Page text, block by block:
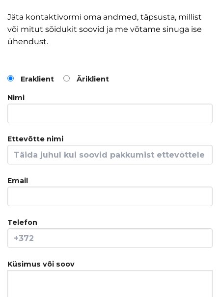
Jäta kontaktivormi oma andmed, täpsusta, millist
või mitut sõidukit soovid ja me võtame sinuga ise
ühendust.
Eraklient Äriklient
Nimi
Ettevõtte nimi
Email
Telefon
Küsimus või soov